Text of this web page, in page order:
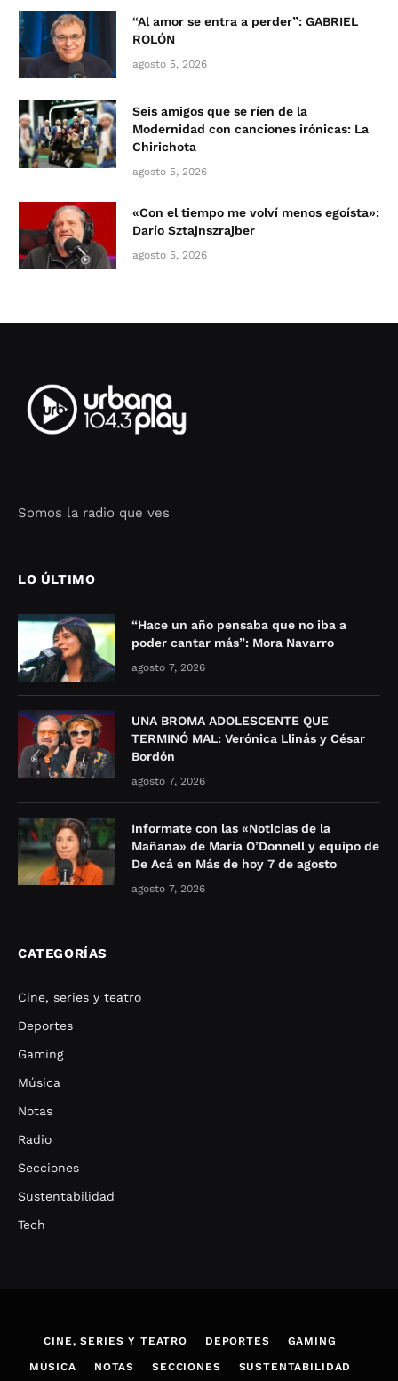
“Al amor se entra a perder”: GABRIEL
ROLÓN
agosto 5, 2026
Seis amigos que se ríen de la
Modernidad con canciones irónicas: La
Chirichota
agosto 5, 2026
«Con el tiempo me volví menos egoísta»:
Darío Sztajnszrajber
agosto 5, 2026
Somos la radio que ves
LO ÚLTIMO
“Hace un año pensaba que no iba a
poder cantar más”: Mora Navarro
agosto 7, 2026
UNA BROMA ADOLESCENTE QUE
TERMINÓ MAL: Verónica Llinás y César
Bordón
agosto 7, 2026
Informate con las «Noticias de la
Mañana» de María O’Donnell y equipo de
De Acá en Más de hoy 7 de agosto
agosto 7, 2026
CATEGORÍAS
Cine, series y teatro
Deportes
Gaming
Música
Notas
Radio
Secciones
Sustentabilidad
Tech
CINE, SERIES Y TEATRO DEPORTES GAMING
MÚSICA NOTAS SECCIONES SUSTENTABILIDAD